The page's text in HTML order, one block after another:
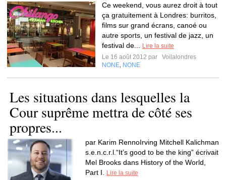
Ce weekend, vous aurez droit à tout
ça gratuitement à Londres: burritos,
films sur grand écrans, canoé ou
autre sports, un festival de jazz, un
festival de...
Lire la suite
Le 16 août 2012 par
Voilalondres
NONE NONE
Les situations dans lesquelles la
Cour suprême mettra de côté ses
propres...
par Karim RennoIrving Mitchell Kalichman
s.e.n.c.r.l.“It’s good to be the king” écrivait
Mel Brooks dans History of the World,
Part I.
Lire la suite